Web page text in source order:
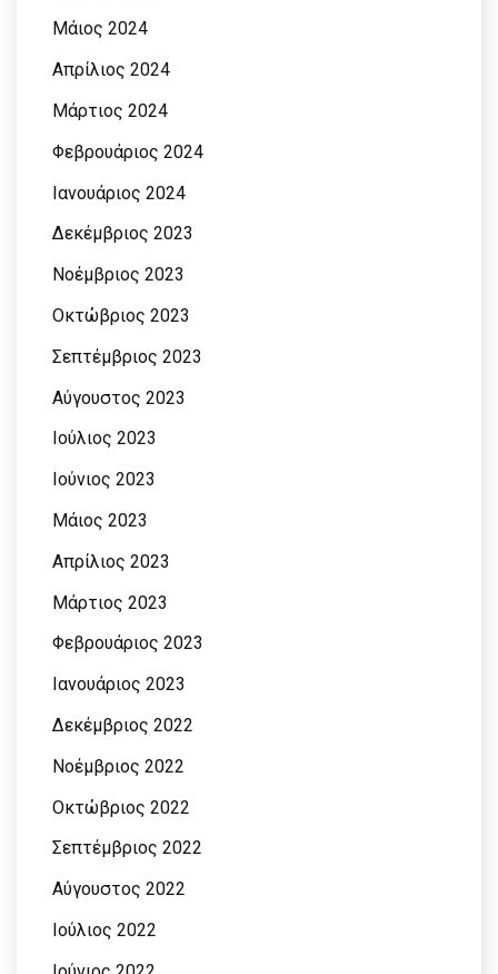
Μάιος 2024
Απρίλιος 2024
Μάρτιος 2024
Φεβρουάριος 2024
Ιανουάριος 2024
Δεκέμβριος 2023
Νοέμβριος 2023
Οκτώβριος 2023
Σεπτέμβριος 2023
Αύγουστος 2023
Ιούλιος 2023
Ιούνιος 2023
Μάιος 2023
Απρίλιος 2023
Μάρτιος 2023
Φεβρουάριος 2023
Ιανουάριος 2023
Δεκέμβριος 2022
Νοέμβριος 2022
Οκτώβριος 2022
Σεπτέμβριος 2022
Αύγουστος 2022
Ιούλιος 2022